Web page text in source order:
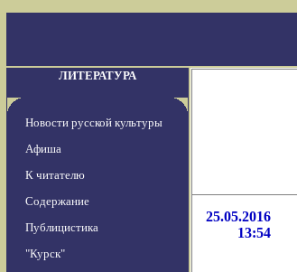
ЛИТЕРАТУРА
Новости русской культуры
Афиша
К читателю
Содержание
Публицистика
"Курск"
25.05.2016
13:54